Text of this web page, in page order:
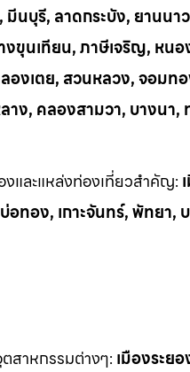
มีนบุรี, ลาดกระบัง, ยาน
ขุนเทียน, ภาษีเจริญ, ห
องเตย, สวนหลวง, จอม
ง, คลองสามวา, บางนา
งและแหล่งท่องเที่ยวสำคัญ:
ทอง, เกาะจันทร์, พัทยา
สาหกรรมต่างๆ: เมืองระย